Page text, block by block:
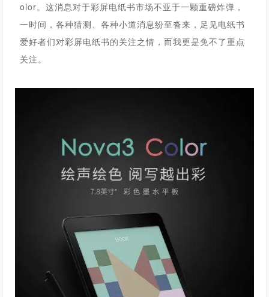
olor。这消息对于彩屏电纸书市场不亚于一颗重磅炸弹，
一时间，各种猜测、各种小道消息纷至沓来，足见电纸书
爱好者们对彩屏电纸书的关注之情，而我更是免不了重点
关注。